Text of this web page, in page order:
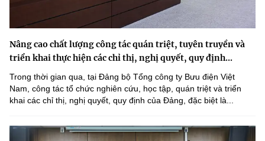
Nâng cao chất lượng công tác quán triệt, tuyên truyền và
triển khai thực hiện các chỉ thị, nghị quyết, quy định...
Trong thời gian qua, tại Đảng bộ Tổng công ty Bưu điện Việt
Nam, công tác tổ chức nghiên cứu, học tập, quán triệt và triển
khai các chỉ thị, nghị quyết, quy định của Đảng, đặc biệt là...